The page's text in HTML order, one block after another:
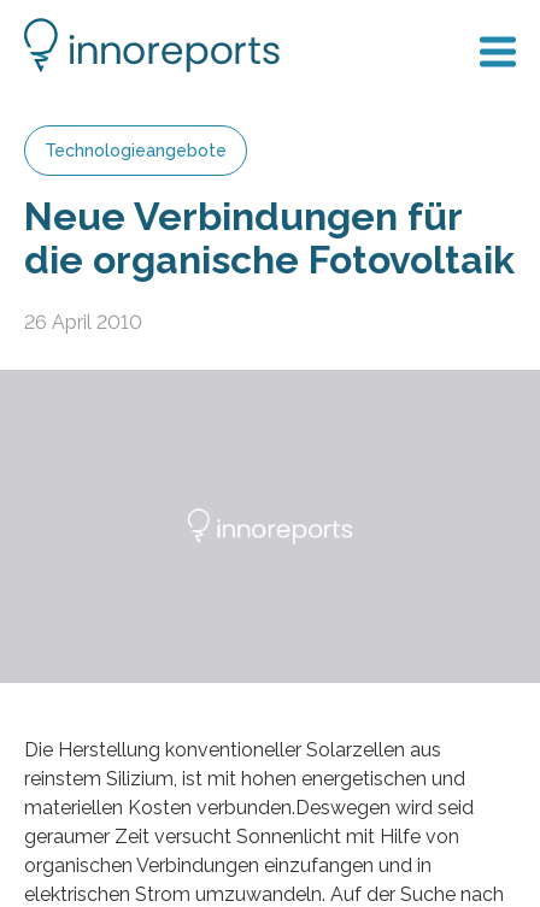
Technologieangebote
Neue Verbindungen für
die organische Fotovoltaik
26 April 2010
Die Herstellung konventioneller Solarzellen aus
reinstem Silizium, ist mit hohen energetischen und
materiellen Kosten verbunden.Deswegen wird seid
geraumer Zeit versucht Sonnenlicht mit Hilfe von
organischen Verbindungen einzufangen und in
elektrischen Strom umzuwandeln. Auf der Suche nach